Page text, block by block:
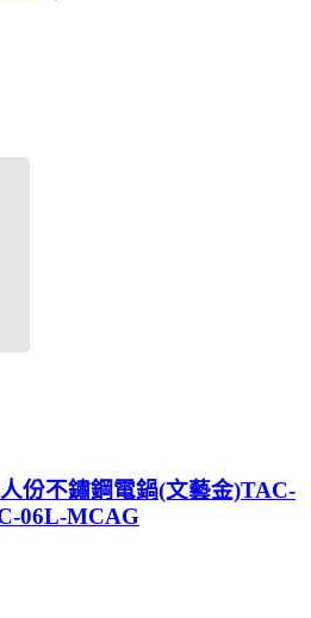
份不鏽鋼電鍋(文藝金)TAC-
06L-MCAG